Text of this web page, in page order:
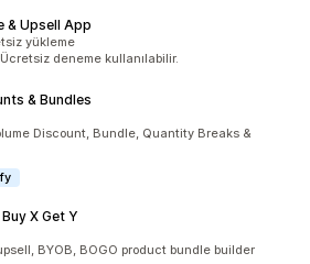
& Upsell App
yükleme
deneme kullanılabilir.
& Bundles
Discount, Bundle, Quantity Breaks &
X Get Y
BYOB, BOGO product bundle builder